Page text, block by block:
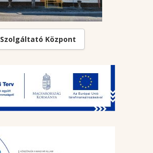
Szolgáltató Központ